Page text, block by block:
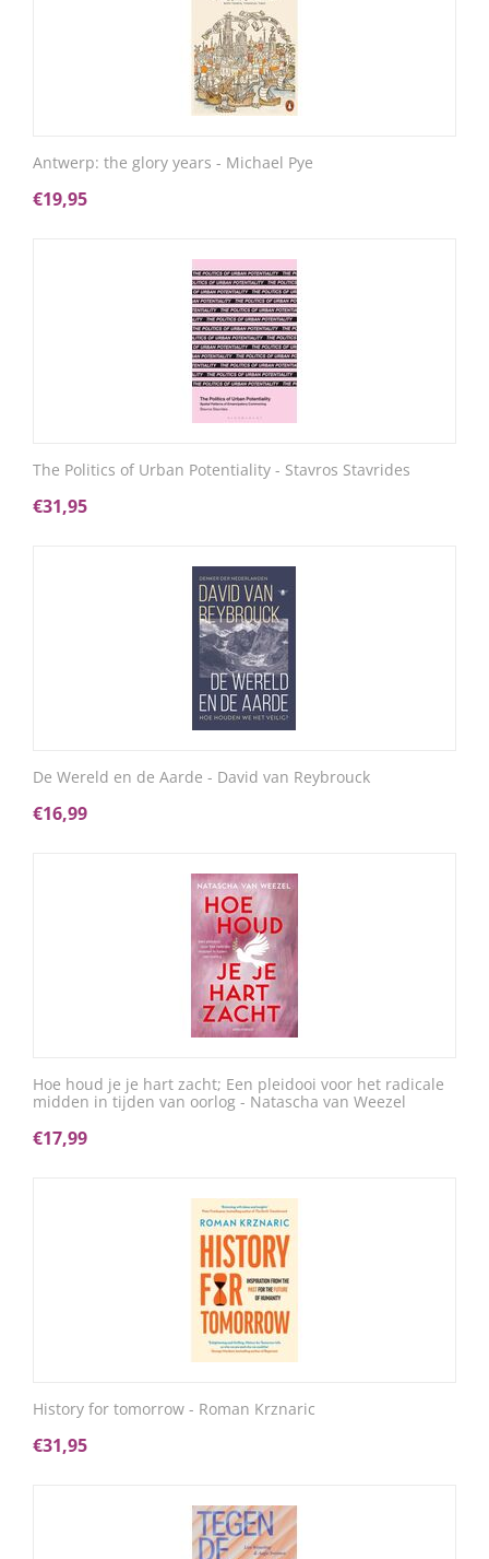
Antwerp: the glory years - Michael Pye
€19,95
The Politics of Urban Potentiality - Stavros Stavrides
€31,95
De Wereld en de Aarde - David van Reybrouck
€16,99
Hoe houd je je hart zacht; Een pleidooi voor het radicale
midden in tijden van oorlog - Natascha van Weezel
€17,99
History for tomorrow - Roman Krznaric
€31,95